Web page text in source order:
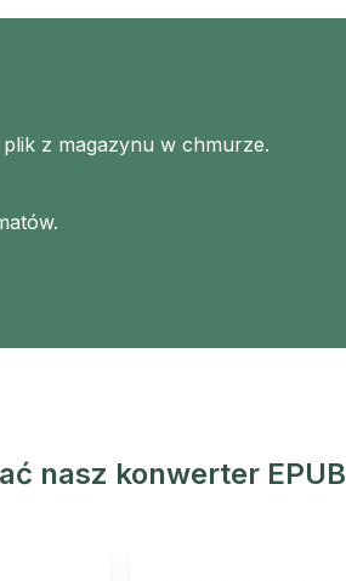
z magazynu w chmurze.
nasz konwerter